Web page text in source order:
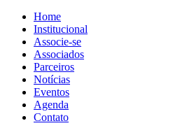
Home
Institucional
Associe-se
Associados
Parceiros
Notícias
Eventos
Agenda
Contato